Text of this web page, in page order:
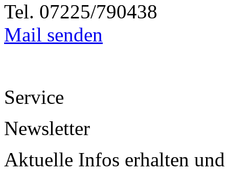
Tel. 07225/790438
Mail senden
Service
Newsletter
Aktuelle Infos erhalten